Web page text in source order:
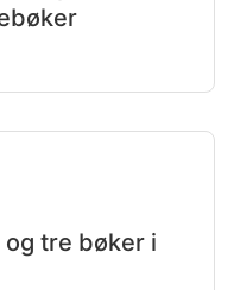
tre bøker i